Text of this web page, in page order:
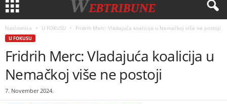
Naslovnica U FOKUSU Fridrih Merc: Vladajuća koalicija u Nemačkoj više ne postoji
U FOKUSU
Fridrih Merc: Vladajuća koalicija u
Nemačkoj više ne postoji
7. November 2024.